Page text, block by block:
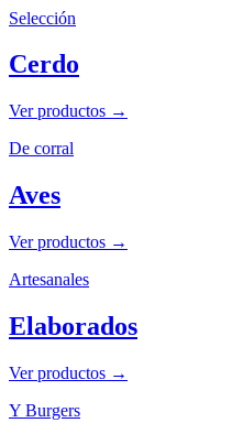
Selección
Cerdo
Ver productos →
De corral
Aves
Ver productos →
Artesanales
Elaborados
Ver productos →
Y Burgers